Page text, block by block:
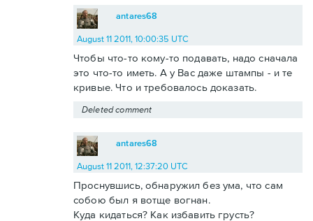
antares68
August 11 2011, 10:00:35 UTC
Чтобы что-то кому-то подавать, надо сначала
это что-то иметь. А у Вас даже штампы - и те
кривые. Что и требовалось доказать.
Deleted comment
antares68
August 11 2011, 12:37:20 UTC
Проснувшись, обнаружил без ума, что сам
собою был я вотще вогнан.
Куда кидаться? Как избавить грусть?